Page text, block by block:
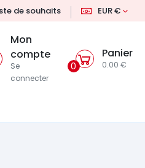
de souhaits EUR €
Mon
compte
Se
connecter
0
Panier
0.00 €